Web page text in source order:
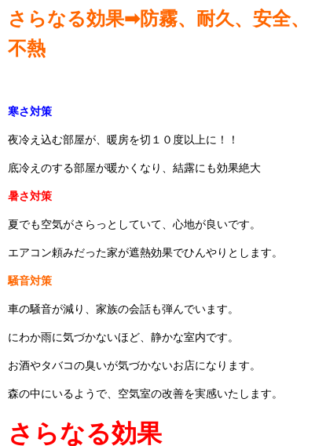
さらなる効果➡防霧、耐久、安全、
不熱
寒さ対策
夜冷え込む部屋が、暖房を切１０度以上に！！
底冷えのする部屋が暖かくなり、結露にも効果絶大
暑さ対策
夏でも空気がさらっとしていて、心地が良いです。
エアコン頼みだった家が遮熱効果でひんやりとします。
騒音対策
車の騒音が減り、家族の会話も弾んでいます。
にわか雨に気づかないほど、静かな室内です。
お酒やタバコの臭いが気づかないお店になります。
森の中にいるようで、空気室の改善を実感いたします。
さらなる効果